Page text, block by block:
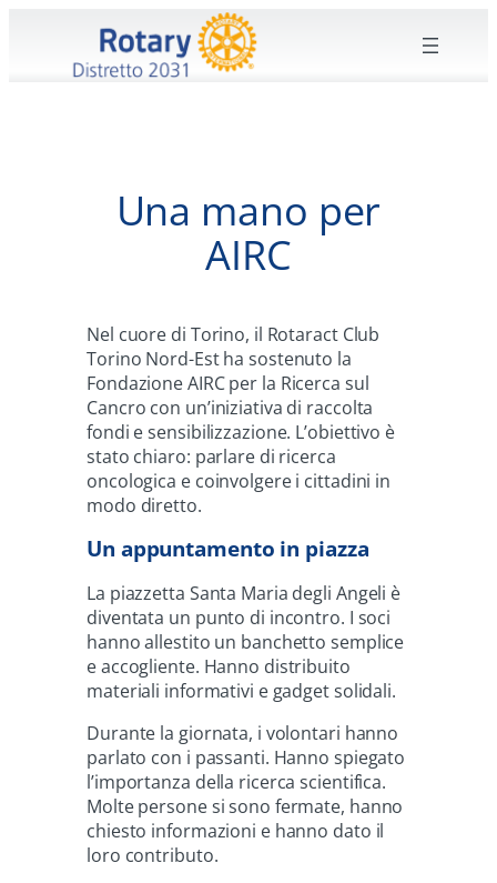
contenuto
Una mano per
AIRC
Nel cuore di Torino, il Rotaract Club
Torino Nord-Est ha sostenuto la
Fondazione AIRC per la Ricerca sul
Cancro con un’iniziativa di raccolta
fondi e sensibilizzazione. L’obiettivo è
stato chiaro: parlare di ricerca
oncologica e coinvolgere i cittadini in
modo diretto.
Un appuntamento in piazza
La piazzetta Santa Maria degli Angeli è
diventata un punto di incontro. I soci
hanno allestito un banchetto semplice
e accogliente. Hanno distribuito
materiali informativi e gadget solidali.
Durante la giornata, i volontari hanno
parlato con i passanti. Hanno spiegato
l’importanza della ricerca scientifica.
Molte persone si sono fermate, hanno
chiesto informazioni e hanno dato il
loro contributo.